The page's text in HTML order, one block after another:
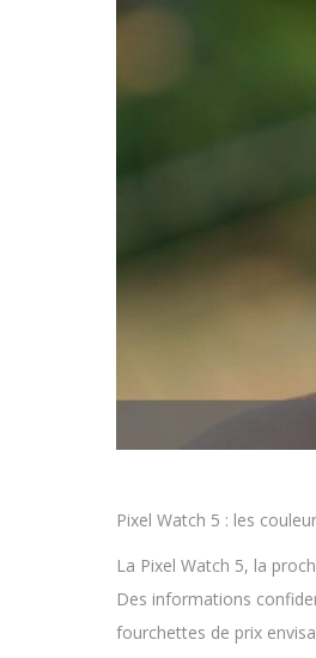
Pixel Watch 5 : les
La Pixel Watch 5, la
Des informations
fourchettes de prix